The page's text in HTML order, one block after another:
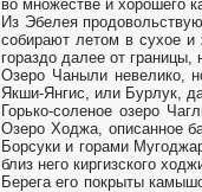
во множестве и хорошего
Из Эбелея
собирают летом в сухое и
гораздо далее от
Озеро Чаныли невелико,
Якши-Янгис, или Бурлук,
Горько-соленое озеро
Озеро Ходжа, описанное
Борсуки и горами
близ него киргизского
Берега его покрыты